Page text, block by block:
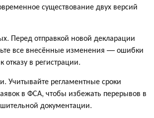
существование двух версий
Перед отправкой новой декларации
все внесённые изменения — ошибки
отказу в регистрации.
Учитывайте регламентные сроки
в ФСА, чтобы избежать перерывов в
документации.